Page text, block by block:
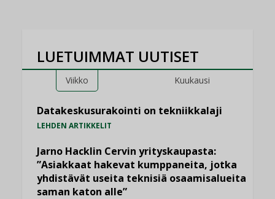
LUETUIMMAT UUTISET
Viikko Kuukausi
Datakeskusurakointi on tekniikkalaji
LEHDEN ARTIKKELIT
Jarno Hacklin Cervin yrityskaupasta:
”Asiakkaat hakevat kumppaneita, jotka
yhdistävät useita teknisiä osaamisalueita
saman katon alle”